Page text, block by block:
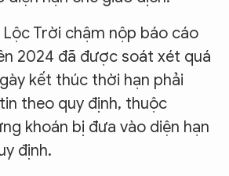
Lộc Trời chậm nộp báo cáo
2024 đã được soát xét quá
kết thúc thời hạn phải
theo quy định, thuộc
khoán bị đưa vào diện hạn
định.